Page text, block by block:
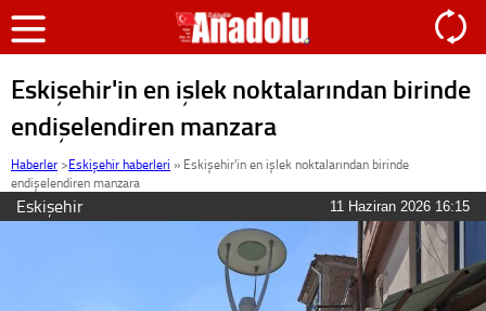
Eskişehir'in en işlek noktalarından birinde
endişelendiren manzara
Haberler >Eskişehir haberleri » Eskişehir'in en işlek noktalarından birinde
endişelendiren manzara
Eskişehir 11 Haziran 2026 16:15